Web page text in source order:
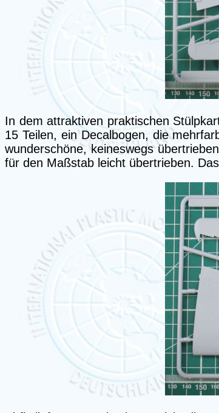
In dem attraktiven praktischen
15 Teilen, ein Decalbogen, die
wunderschöne, keineswegs
für den Maßstab leicht übertrieben.